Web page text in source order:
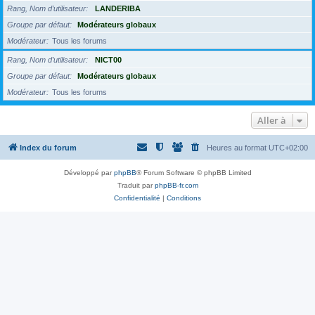
Rang, Nom d’utilisateur
LANDERIBA
Groupe par défaut
Modérateurs globaux
Modérateur
Tous les forums
Rang, Nom d’utilisateur
NICT00
Groupe par défaut
Modérateurs globaux
Modérateur
Tous les forums
Aller à
Index du forum Heures au format UTC+02:00
Développé parphpBB® Forum Software © phpBB Limited
Traduit parphpBB-fr.com
Confidentialité | Conditions